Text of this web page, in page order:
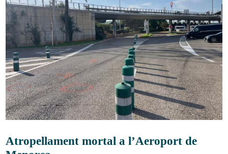
Atropellament mortal a l’Aeroport de